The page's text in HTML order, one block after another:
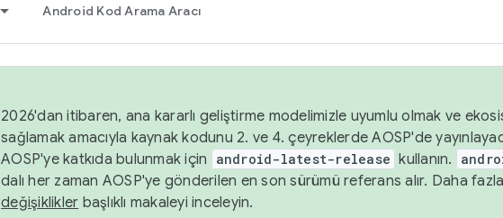
Android Kod Arama Aracı
2026'dan itibaren, ana kararlı geliştirme modelimizle uyumlu olmak ve
sağlamak amacıyla kaynak kodunu 2. ve 4. çeyreklerde AOSP'de
AOSP'ye katkıda bulunmak için
android-latest-release kullanın.
dalı her zaman AOSP'ye gönderilen en son sürümü referans alır. Daha
değişiklikler başlıklı makaleyi inceleyin.